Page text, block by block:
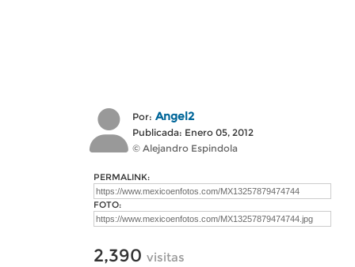
Por: Angel2
Publicada: Enero 05, 2012
© Alejandro Espindola
PERMALINK:
FOTO:
2,390 visitas